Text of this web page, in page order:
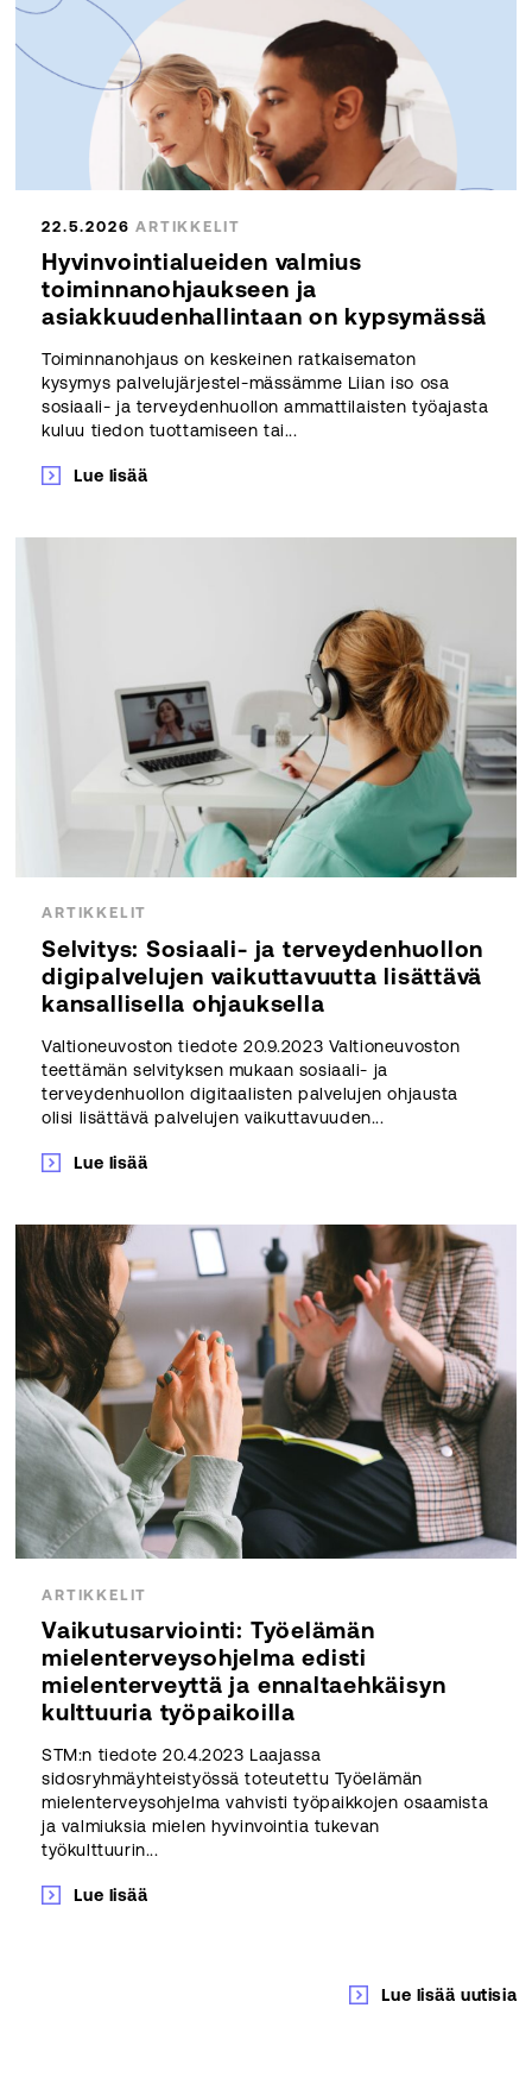
22.5.2026 ARTIKKELIT
Hyvinvointialueiden valmius
toiminnanohjaukseen ja
asiakkuudenhallintaan on kypsymässä
Toiminnanohjaus on keskeinen ratkaisematon
kysymys palvelujärjestel-mässämme Liian iso osa
sosiaali- ja terveydenhuollon ammattilaisten työajasta
kuluu tiedon tuottamiseen tai...
Lue lisää
ARTIKKELIT
Selvitys: Sosiaali- ja terveydenhuollon
digipalvelujen vaikuttavuutta lisättävä
kansallisella ohjauksella
Valtioneuvoston tiedote 20.9.2023 Valtioneuvoston
teettämän selvityksen mukaan sosiaali- ja
terveydenhuollon digitaalisten palvelujen ohjausta
olisi lisättävä palvelujen vaikuttavuuden...
Lue lisää
ARTIKKELIT
Vaikutusarviointi: Työelämän
mielenterveysohjelma edisti
mielenterveyttä ja ennaltaehkäisyn
kulttuuria työpaikoilla
STM:n tiedote 20.4.2023 Laajassa
sidosryhmäyhteistyössä toteutettu Työelämän
mielenterveysohjelma vahvisti työpaikkojen osaamista
ja valmiuksia mielen hyvinvointia tukevan
työkulttuurin...
Lue lisää
Lue lisää uutisia